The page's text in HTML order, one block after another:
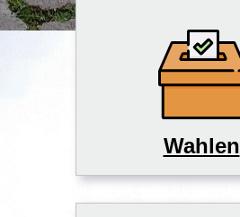
Wahlen